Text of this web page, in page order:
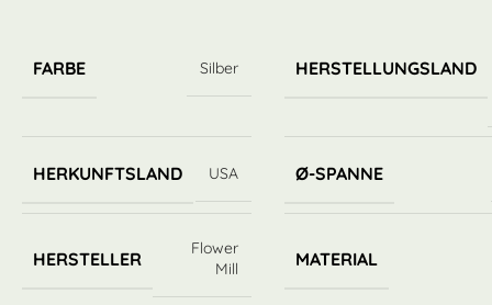
FARBE Silber HERSTELLUNGSLAND
HERKUNFTSLAND USA Ø-SPANNE
HERSTELLER
Flower
Mill
MATERIAL